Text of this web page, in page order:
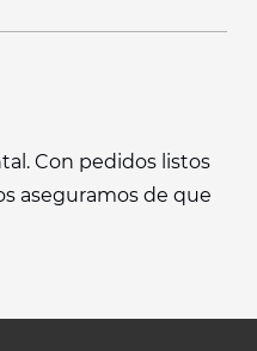
Con pedidos listos
aseguramos de que